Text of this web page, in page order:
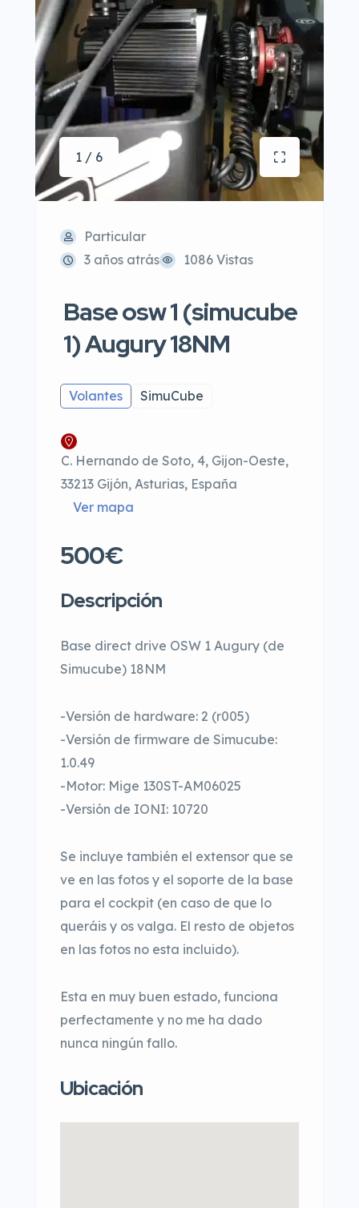
1 / 6
Particular
3 años atrás
1086 Vistas
Base osw 1 (simucube
1) Augury 18NM
Volantes SimuCube
C. Hernando de Soto, 4, Gijon-Oeste,
33213 Gijón, Asturias, España
Ver mapa
500€
Descripción
Base direct drive OSW 1 Augury (de
Simucube) 18NM
-Versión de hardware: 2 (r005)
-Versión de firmware de Simucube:
1.0.49
-Motor: Mige 130ST-AM06025
-Versión de IONI: 10720
Se incluye también el extensor que se
ve en las fotos y el soporte de la base
para el cockpit (en caso de que lo
queráis y os valga. El resto de objetos
en las fotos no esta incluido).
Esta en muy buen estado, funciona
perfectamente y no me ha dado
nunca ningún fallo.
Ubicación